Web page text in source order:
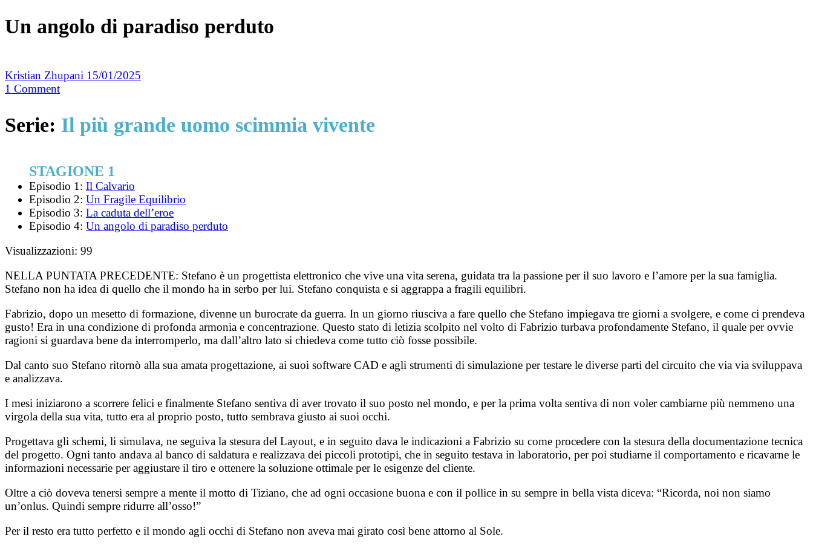
Un angolo di paradiso perduto
Kristian Zhupani 15/01/2025
1 Comment
Serie: Il più grande uomo scimmia vivente
STAGIONE 1
Episodio 1: Il Calvario
Episodio 2: Un Fragile Equilibrio
Episodio 3: La caduta dell’eroe
Episodio 4: Un angolo di paradiso perduto
Visualizzazioni: 99
NELLA PUNTATA PRECEDENTE: Stefano è un progettista elettronico che vive una vita serena, guidata tra la passione per il suo lavoro e l’amore per la sua famiglia.
Stefano non ha idea di quello che il mondo ha in serbo per lui. Stefano conquista e si aggrappa a fragili equilibri.
Fabrizio, dopo un mesetto di formazione, divenne un burocrate da guerra. In un giorno riusciva a fare quello che Stefano impiegava tre giorni a svolgere, e come ci prendeva
gusto! Era in una condizione di profonda armonia e concentrazione. Questo stato di letizia scolpito nel volto di Fabrizio turbava profondamente Stefano, il quale per ovvie
ragioni si guardava bene da interromperlo, ma dall’altro lato si chiedeva come tutto ciò fosse possibile.
Dal canto suo Stefano ritornò alla sua amata progettazione, ai suoi software CAD e agli strumenti di simulazione per testare le diverse parti del circuito che via via sviluppava
e analizzava.
I mesi iniziarono a scorrere felici e finalmente Stefano sentiva di aver trovato il suo posto nel mondo, e per la prima volta sentiva di non voler cambiarne più nemmeno una
virgola della sua vita, tutto era al proprio posto, tutto sembrava giusto ai suoi occhi.
Progettava gli schemi, li simulava, ne seguiva la stesura del Layout, e in seguito dava le indicazioni a Fabrizio su come procedere con la stesura della documentazione tecnica
del progetto. Ogni tanto andava al banco di saldatura e realizzava dei piccoli prototipi, che in seguito testava in laboratorio, per poi studiarne il comportamento e ricavarne le
informazioni necessarie per aggiustare il tiro e ottenere la soluzione ottimale per le esigenze del cliente.
Oltre a ciò doveva tenersi sempre a mente il motto di Tiziano, che ad ogni occasione buona e con il pollice in su sempre in bella vista diceva: “Ricorda, noi non siamo
un’onlus. Quindi sempre ridurre all’osso!”
Per il resto era tutto perfetto e il mondo agli occhi di Stefano non aveva mai girato così bene attorno al Sole.